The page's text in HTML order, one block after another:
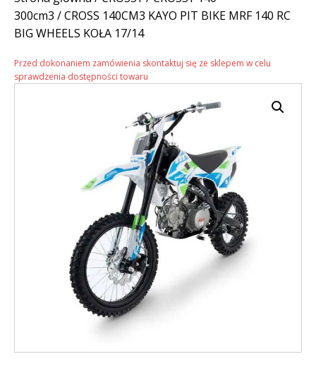
300cm3 / CROSS 140CM3 KAYO PIT BIKE MRF 140 RC
BIG WHEELS KOŁA 17/14
Przed dokonaniem zamówienia skontaktuj się ze sklepem w celu
sprawdzenia dostępności towaru